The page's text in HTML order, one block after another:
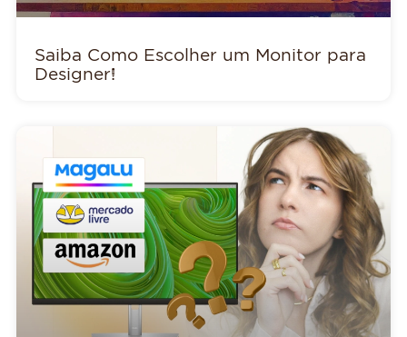
Saiba Como Escolher um Monitor para
Designer!